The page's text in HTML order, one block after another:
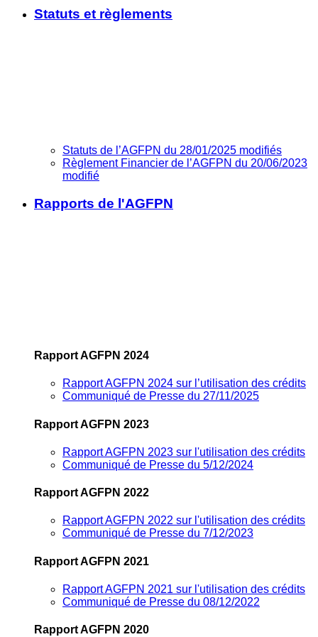
Statuts et règlements
Statuts de l’AGFPN du 28/01/2025 modifiés
Règlement Financier de l’AGFPN du 20/06/2023
modifié
Rapports de l'AGFPN
Rapport AGFPN 2024
Rapport AGFPN 2024 sur l’utilisation des crédits
Communiqué de Presse du 27/11/2025
Rapport AGFPN 2023
Rapport AGFPN 2023 sur l'utilisation des crédits
Communiqué de Presse du 5/12/2024
Rapport AGFPN 2022
Rapport AGFPN 2022 sur l'utilisation des crédits
Communiqué de Presse du 7/12/2023
Rapport AGFPN 2021
Rapport AGFPN 2021 sur l'utilisation des crédits
Communiqué de Presse du 08/12/2022
Rapport AGFPN 2020